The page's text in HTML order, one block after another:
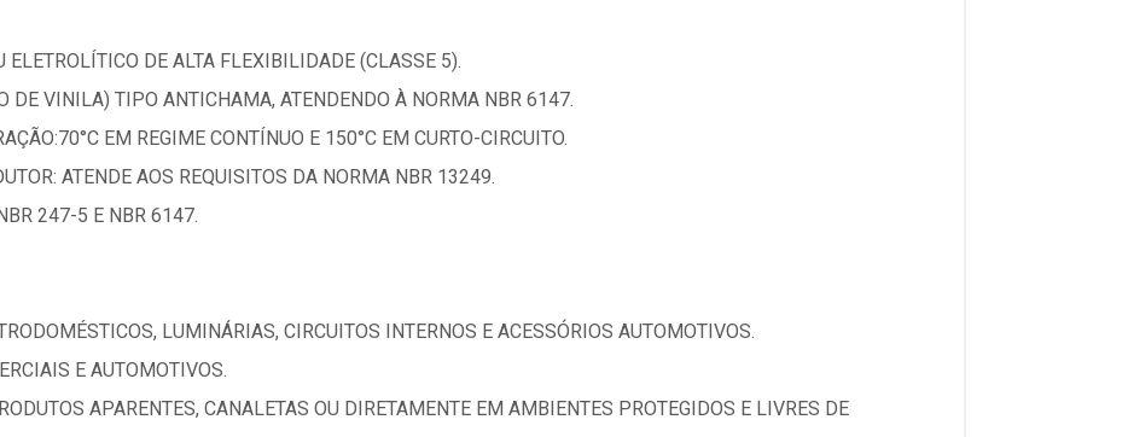
ELETROLÍTICO DE ALTA FLEXIBILIDADE (CLASSE 5).
DE VINILA) TIPO ANTICHAMA, ATENDENDO À NORMA NBR 6147.
EM REGIME CONTÍNUO E 150°C EM CURTO-CIRCUITO.
ATENDE AOS REQUISITOS DA NORMA NBR 13249.
247-5 E NBR 6147.
LUMINÁRIAS, CIRCUITOS INTERNOS E ACESSÓRIOS AUTOMOTIVOS.
E AUTOMOTIVOS.
APARENTES, CANALETAS OU DIRETAMENTE EM AMBIENTES PROTEGIDOS E LIVRES DE